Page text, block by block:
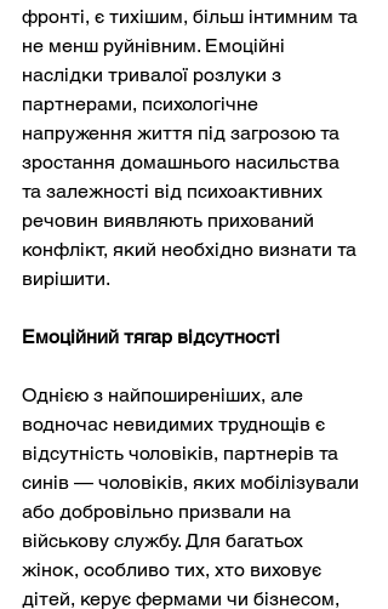
фронті, є тихішим, більш інтимним та
не менш руйнівним. Емоційні
наслідки тривалої розлуки з
партнерами, психологічне
напруження життя під загрозою та
зростання домашнього насильства
та залежності від психоактивних
речовин виявляють прихований
конфлікт, який необхідно визнати та
вирішити.
Емоційний тягар відсутності
Однією з найпоширеніших, але
водночас невидимих труднощів є
відсутність чоловіків, партнерів та
синів — чоловіків, яких мобілізували
або добровільно призвали на
військову службу. Для багатьох
жінок, особливо тих, хто виховує
дітей, керує фермами чи бізнесом,